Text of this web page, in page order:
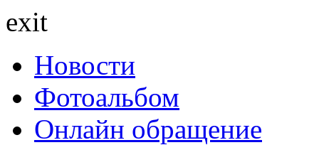
exit
Новости
Фотоальбом
Онлайн обращение